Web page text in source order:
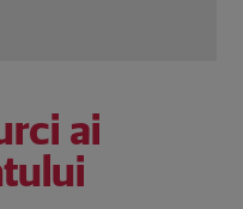
ai